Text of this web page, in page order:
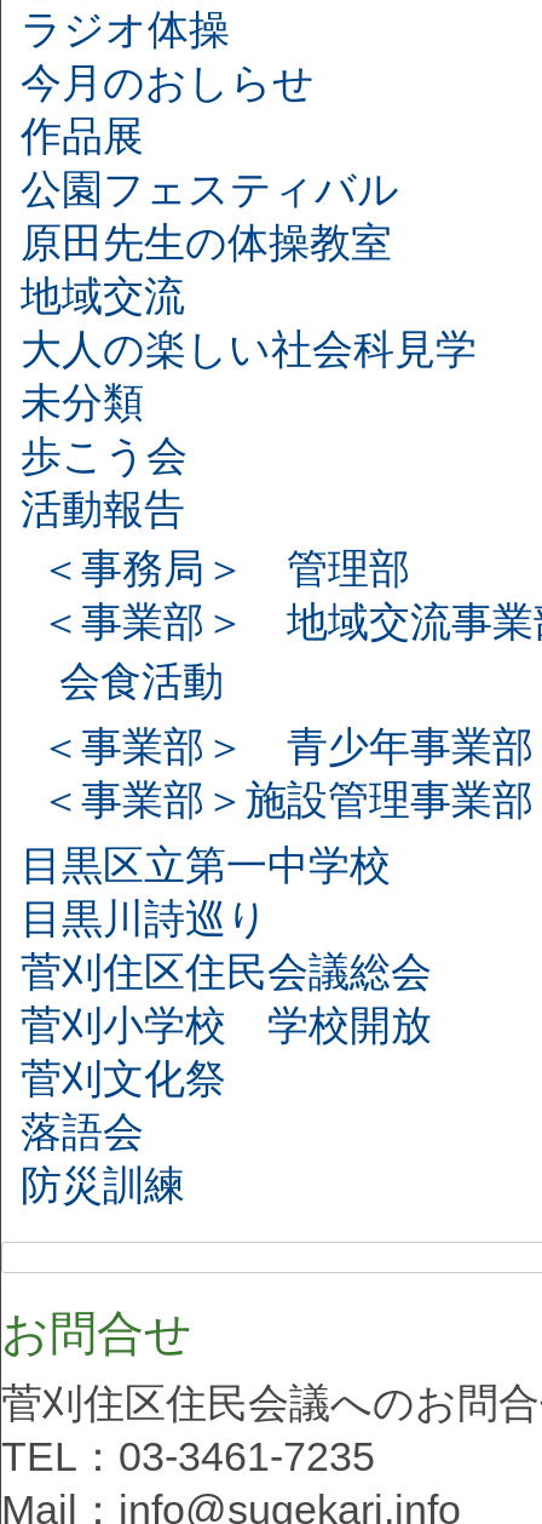
ラジオ体操
今月のおしらせ
作品展
公園フェスティバル
原田先生の体操教室
地域交流
大人の楽しい社会科見学
未分類
歩こう会
活動報告
＜事務局＞ 管理部
＜事業部＞ 地域交流事業
会食活動
＜事業部＞ 青少年事業部
＜事業部＞施設管理事業部
目黒区立第一中学校
目黒川詩巡り
菅刈住区住民会議総会
菅刈小学校 学校開放
菅刈文化祭
落語会
防災訓練
お問合せ
菅刈住区住民会議へのお問
TEL：03-3461-7235
Mail：info@sugekari.info